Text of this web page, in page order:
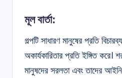
মূল বার্তা:
গল্পটি সাধারণ মানুষের প্রতি
অকার্যকারিতার প্রতি ইঙ্গিত করে।
মানুষদের সরলতা এবং তাদের